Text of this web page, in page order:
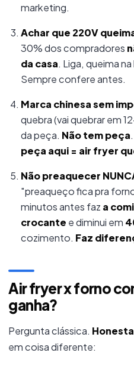
marketing.
Achar que 220V
30% dos compradores
da casa. Liga, queima
Sempre confere antes.
Marca chinesa sem
quebra (vai quebrar em
da peça. Não tem peça
peça aqui = air fryer
Não preaquecer
"preaqueço fica pra
minutos antes faz a
crocante e diminui em
cozimento. Faz
Air fryer x forno
ganha?
Pergunta clássica.
em coisa diferente: